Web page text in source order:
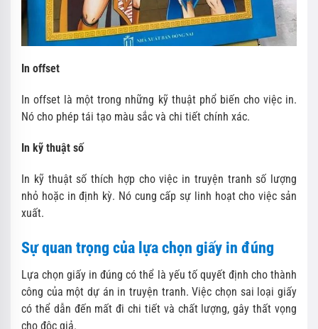
In offset
In offset là một trong những kỹ thuật phổ biến cho việc in.
Nó cho phép tái tạo màu sắc và chi tiết chính xác.
In kỹ thuật số
In kỹ thuật số thích hợp cho việc in truyện tranh số lượng
nhỏ hoặc in định kỳ. Nó cung cấp sự linh hoạt cho việc sản
xuất.
Sự quan trọng của lựa chọn giấy in đúng
Lựa chọn giấy in đúng có thể là yếu tố quyết định cho thành
công của một dự án in truyện tranh. Việc chọn sai loại giấy
có thể dẫn đến mất đi chi tiết và chất lượng, gây thất vọng
cho độc giả.